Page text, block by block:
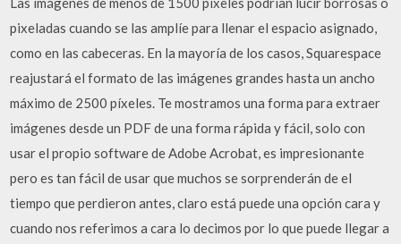
pixeladas cuando se las amplíe para llenar el espacio asignado,
como en las cabeceras. En la mayoría de los casos, Squarespace
reajustará el formato de las imágenes grandes hasta un ancho
máximo de 2500 píxeles. Te mostramos una forma para extraer
imágenes desde un PDF de una forma rápida y fácil, solo con
usar el propio software de Adobe Acrobat, es impresionante
pero es tan fácil de usar que muchos se sorprenderán de el
tiempo que perdieron antes, claro está puede una opción cara y
cuando nos referimos a cara lo decimos por lo que puede llegar a